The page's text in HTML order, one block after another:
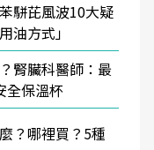
駢芘風波10大疑
油方式」
腎臟科醫師：最
全保溫杯
？哪裡買？5種